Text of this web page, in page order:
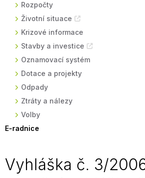
Rozpočty
Životní situace
Krizové informace
Stavby a investice
Oznamovací systém
Dotace a projekty
Odpady
Ztráty a nálezy
Volby
E-radnice
Vyhláška č. 3/